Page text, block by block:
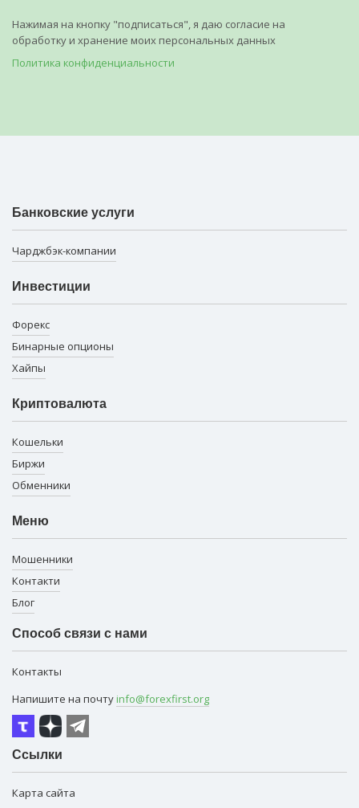
Нажимая на кнопку "подписаться", я даю согласие на
обработку и хранение моих персональных данных
Политика конфиденциальности
Банковские услуги
Чарджбэк-компании
Инвестиции
Форекс
Бинарные опционы
Хайпы
Криптовалюта
Кошельки
Биржи
Обменники
Меню
Мошенники
Контакти
Блог
Способ связи с нами
Контакты
Напишите на почту info@forexfirst.org
Ссылки
Карта сайта